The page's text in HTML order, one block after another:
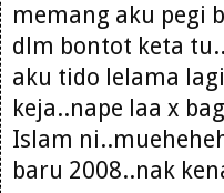
memang aku pegi
dlm bontot keta
aku tido lelama
keja..nape laa x
Islam
baru 2008..nak